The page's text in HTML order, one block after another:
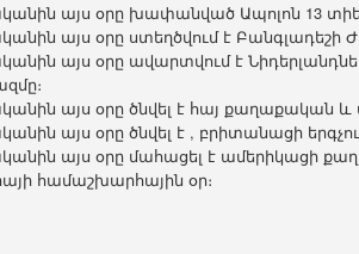
այս օրը խափանված Ապոլոն 13
այս օրը ստեղծվում է
այս օրը ավարտվում է
այս օրը ծնվել է հայ քաղաքական
այս օրը ծնվել է , բրիտանացի
այս օրը մահացել է ամերիկացի
համաշխարհային օր։